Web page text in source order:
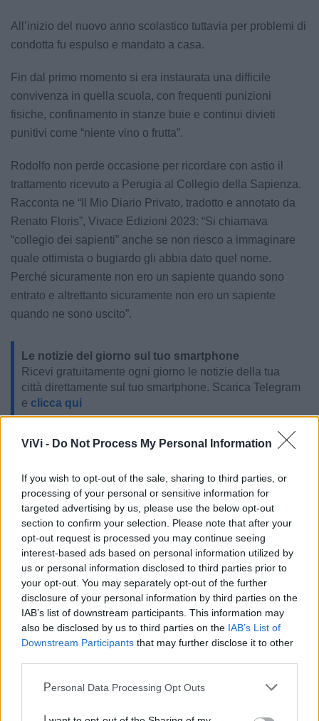
ViVi - Do Not Process My Personal Information
If you wish to opt-out of the sale, sharing to third parties, or
processing of your personal or sensitive information for
targeted advertising by us, please use the below opt-out
section to confirm your selection. Please note that after your
opt-out request is processed you may continue seeing
interest-based ads based on personal information utilized by
us or personal information disclosed to third parties prior to
your opt-out. You may separately opt-out of the further
disclosure of your personal information by third parties on the
IAB’s list of downstream participants. This information may
also be disclosed by us to third parties on the IAB’s List of
Downstream Participants that may further disclose it to other
Personal Data Processing Opt Outs
All’inizio del nuovo anno scolastico tuttavia per problemi di
condotta fu espulso e mandato a casa.
Fin dal primo momento si era instaurata una difficile
convivenza in quella scuola, con frequenti punizioni
fisiche, confinamento in stanze buie e continui divieti
punitivi come “niente vino o frutta”.
Rodolfo non perde occasione per ricordare con astio il
trattamento ricevuto a Perugia al Collegio della Sapienza.
Racconta ne “Il Mio Diario Privato, tradotto e annotato da
Renato Floris”, Vivace Edizioni 2023: “Si chiamava
“collegio dei sapienti” anche se non riesco a immaginare
quale ottimista o bugiardo gli abbia dato quel nome.
Perché sicuramente non ero un sapiente quando sono
entrato e altrettanto sicuramente non ero un sapiente
quando ne sono uscito”.
Le notizie del giorno sul tuo smartphone
Ricevi gratuitamente ogni giorno le notizie della tua
città direttamente sul tuo smartphone. Scarica Telegram
e clicca qui
Farmacia di turno
Cimitero
Ufficio Postale
Guardia Medica
Canile
LE INFO UTILI DI CASTELLANETA